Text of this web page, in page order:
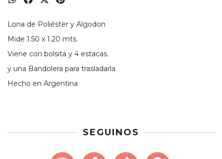
Lona de Poliéster y Algodon
Mide 1.50 x 1.20 mts.
Viene con bolsita y 4 estacas.
y una Bandolera para trasladarla
Hecho en Argentina
SEGUINOS